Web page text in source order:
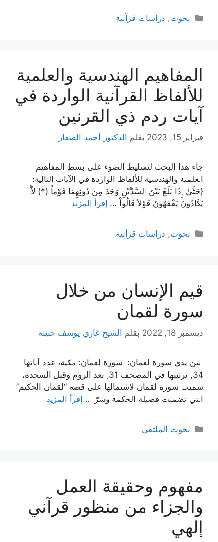
التصنيفات
بحوث, دراسات قرآنية
المفاهيم الهندسية والعلمية
للألفاظ القرآنية الواردة في
آيات ردم ذي القرنين
فبراير 15, 2023 بقلم الدكتور أحمد الصفار
جاء هذا البحث لتسليط الضوء على بسط المفاهيم
العلمية والهندسية للألفاظ الواردة في الآيات التالية:
{حَتَّىٰ إِذَا بَلَغَ بَيْنَ السَّدَّيْنِ وَجَدَ مِن دُونِهِمَا قَوْماً (*) لاَّ
يَكَادُونَ يَفْقَهُونَ قَوْلاً قَالُواْ … إقرأ المزيد
التصنيفات
بحوث, دراسات قرآنية
قيم الإنسان من خلال
سورة لقمان
ديسمبر 18, 2022 بقلم الشيخ غازي يوسف حنينة
بين يدي سورة لقمان: سورة لقمان: مكية، عدد آياتها
34, ترتيبها في المصحف 31, بعد الروم وقبل السجدة،
سميت سورة لقمان لاشتمالها على قصة “لقمان الحكيم”
التي تضمنت فضيلة الحكمة وسرّ … إقرأ المزيد
التصنيفات
بحوث الملتقى
مفهوم وحقيقة العمل
والجزاء من منظور قرآني
إلهي